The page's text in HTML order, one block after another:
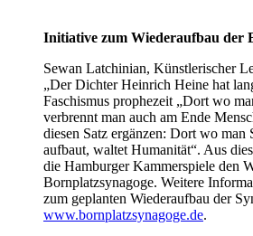
Initiative zum Wiederaufbau der
Sewan Latchinian, Künstlerischer
„Der Dichter Heinrich Heine hat
Faschismus prophezeit „Dort wo
verbrennt man auch am Ende
diesen Satz ergänzen: Dort wo man
aufbaut, waltet Humanität“. Aus
die Hamburger Kammerspiele den
Bornplatzsynagoge. Weitere
zum geplanten Wiederaufbau der
www.bornplatzsynagoge.de.